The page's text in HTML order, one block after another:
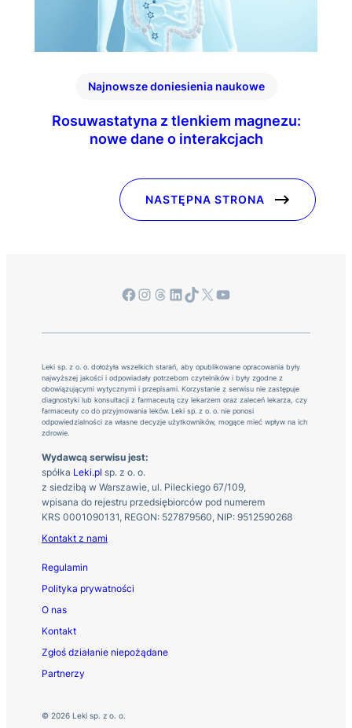
Najnowsze doniesienia naukowe
Rosuwastatyna z tlenkiem magnezu:
nowe dane o interakcjach
NASTĘPNA STRONA
Facebook InstagramThreads LinkedIn TikTok X YouTube
Leki sp. z o. o. dołożyła wszelkich starań, aby opublikowane opracowania były
najwyższej jakości i odpowiadały potrzebom czytelników i były zgodne z
obowiązującymi wytycznymi i przepisami. Korzystanie z serwisu nie zastępuje
diagnostyki lub konsultacji z farmaceutą czy lekarzem oraz zaleceń lekarza, czy
farmaceuty co do przyjmowania leków. Leki sp. z o. o. nie ponosi
odpowiedzialności za własne decyzje użytkowników, mogące mieć wpływ na ich
zdrowie.
Wydawcą serwisu jest:
spółka Leki.pl sp. z o. o.
z siedzibą w Warszawie, ul. Pileckiego 67/109,
wpisana do rejestru przedsiębiorców pod numerem
KRS 0001090131, REGON: 527879560, NIP: 9512590268
Kontakt z nami
Regulamin
Polityka prywatności
O nas
Kontakt
Zgłoś działanie niepożądane
Partnerzy
© 2026 Leki sp. z o. o.